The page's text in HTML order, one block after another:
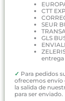
CTT
SEUR
GLS
entrega
✓ Para pedidos
ofrecemos envío
la salida de
para ser enviado.